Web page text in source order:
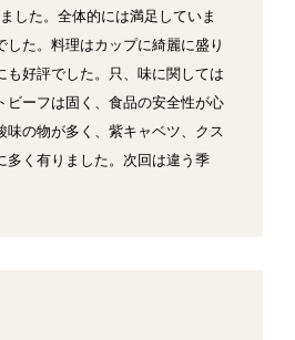
した。全体的には満足していま
した。料理はカップに綺麗に盛り
も好評でした。只、味に関しては
ビーフは固く、食品の安全性が心
味の物が多く、紫キャベツ、クス
多く有りました。次回は違う季